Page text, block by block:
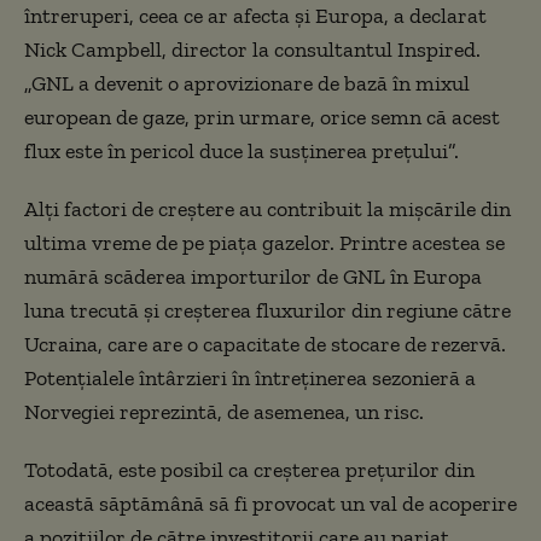
întreruperi, ceea ce ar afecta și Europa, a declarat
Nick Campbell, director la consultantul Inspired.
„GNL a devenit o aprovizionare de bază în mixul
european de gaze, prin urmare, orice semn că acest
flux este în pericol duce la susținerea prețului”.
Alți factori de creștere au contribuit la mișcările din
ultima vreme de pe piața gazelor. Printre acestea se
numără scăderea importurilor de GNL în Europa
luna trecută și creșterea fluxurilor din regiune către
Ucraina, care are o capacitate de stocare de rezervă.
Potențialele întârzieri în întreținerea sezonieră a
Norvegiei reprezintă, de asemenea, un risc.
Totodată, este posibil ca creșterea prețurilor din
această săptămână să fi provocat un val de acoperire